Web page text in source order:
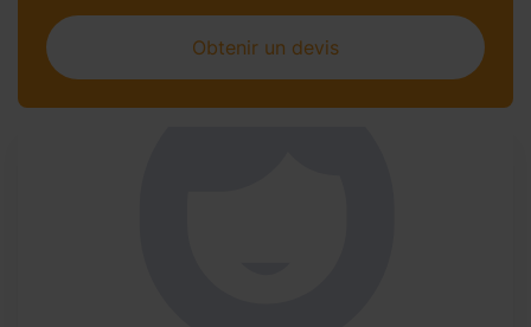
Obtenir un devis